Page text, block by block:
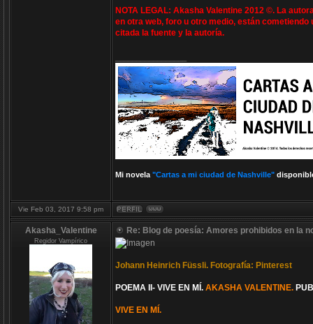
NOTA LEGAL: Akasha Valentine 2012 ©. La
en otra web, foro u otro medio, están
citada la fuente y la autoría.
Mi novela "Cartas a mi ciudad de Nashville"
Vie Feb 03, 2017 9:58 pm
Akasha_Valentine
Regidor Vampírico
Re: Blog de poesía: Amores prohibidos en la
Johann Heinrich Füssli. Fotografía: Pinterest
POEMA II- VIVE EN MÍ. AKASHA VALENTINE.
VIVE EN MÍ.